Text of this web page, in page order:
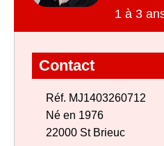
1 à 3
Contact
Réf. MJ1403260712
Né en 1976
22000 St Brieuc